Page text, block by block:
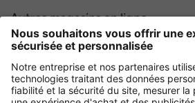
Autres magasins en ligne
France